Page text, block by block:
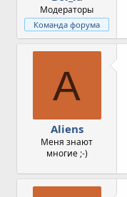
Модераторы
Команда форума
A
Aliens
Меня знают
многие ;-)